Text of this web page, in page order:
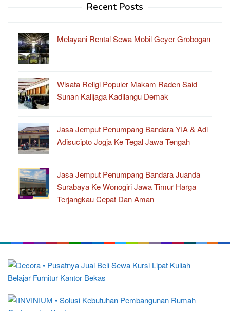
Recent Posts
Melayani Rental Sewa Mobil Geyer Grobogan
Wisata Religi Populer Makam Raden Said
Sunan Kalijaga Kadilangu Demak
Jasa Jemput Penumpang Bandara YIA & Adi
Adisucipto Jogja Ke Tegal Jawa Tengah
Jasa Jemput Penumpang Bandara Juanda
Surabaya Ke Wonogiri Jawa Timur Harga
Terjangkau Cepat Dan Aman